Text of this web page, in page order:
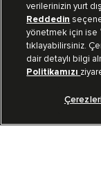
Koleksiyon
Kurumsal
Bizi Takip Et
verilerinizin yurt
Reddedin
yönetmek için ise
tıklayabilirsiniz.
dair detaylı bilgi
Politikamızı